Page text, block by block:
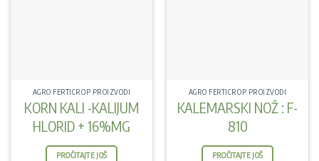
AGRO FERTICROP PROIZVODI
KORN KALI -KALIJUM
HLORID + 16%MG
PROČITAJTE JOŠ
AGRO FERTICROP PROIZVODI
KALEMARSKI NOŽ : F-
810
PROČITAJTE JOŠ